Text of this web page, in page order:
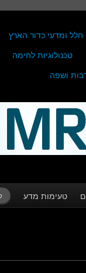
חלל ומדעי כדור הארץ
טכנולוגיות לחימה
ושפה
טעימות מדע